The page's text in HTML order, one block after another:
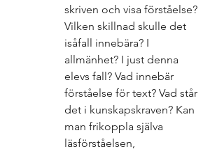
skriven och visa förståelse?
Vilken skillnad skulle det
isåfall innebära? I
allmänhet? I just denna
elevs fall? Vad innebär
förståelse för text? Vad står
det i kunskapskraven? Kan
man frikoppla själva
läsförståelsen,